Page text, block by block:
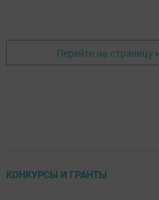
Перейти на страницу
КОНКУРСЫ И ГРАНТЫ